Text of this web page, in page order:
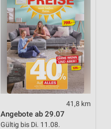
41,8 km
Angebote ab 29.07
Gültig bis Di. 11.08.